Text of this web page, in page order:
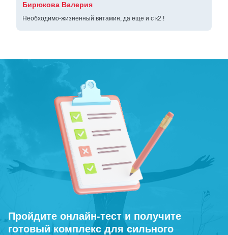
Бирюкова Валерия
Необходимо-жизненный витамин, да еще и с к2 !
Пройдите онлайн-тест и получите
готовый комплекс для сильного